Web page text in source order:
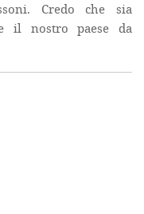
Credo che sia
il nostro paese da